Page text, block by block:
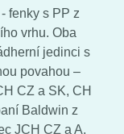
fenky s PP z
vrhu. Oba
jedinci s
povahou –
CZ a SK, CH
Baldwin z
JCH CZ a A,